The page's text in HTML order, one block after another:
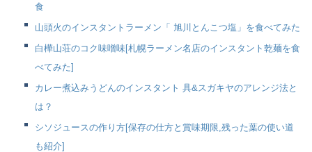
食
山頭火のインスタントラーメン「 旭川とんこつ塩」を食べてみた
白樺山荘のコク味噌味[札幌ラーメン名店のインスタント乾麺を食
べてみた]
カレー煮込みうどんのインスタント 具&スガキヤのアレンジ法と
は？
シソジュースの作り方[保存の仕方と賞味期限,残った葉の使い道
も紹介]